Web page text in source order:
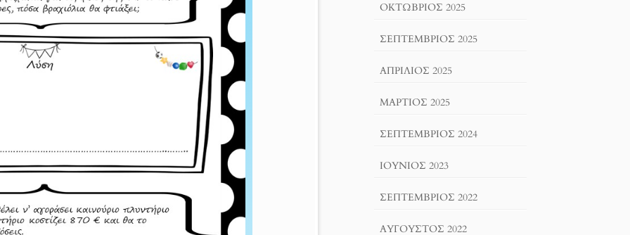
ΟΚΤΏΒΡΙΟΣ 2025
ΣΕΠΤΈΜΒΡΙΟΣ 2025
ΑΠΡΊΛΙΟΣ 2025
ΜΆΡΤΙΟΣ 2025
ΣΕΠΤΈΜΒΡΙΟΣ 2024
ΙΟΎΝΙΟΣ 2023
ΣΕΠΤΈΜΒΡΙΟΣ 2022
ΑΎΓΟΥΣΤΟΣ 2022